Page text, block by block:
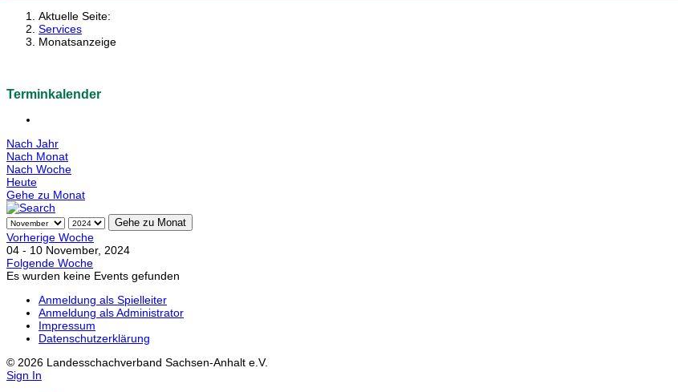
Aktuelle Seite:
Services
Monatsanzeige
Terminkalender
Nach Jahr
Nach Monat
Nach Woche
Heute
Gehe zu Monat
Gehe zu Monat
Vorherige Woche
04 - 10 November, 2024
Folgende Woche
Es wurden keine Events gefunden
Anmeldung als Spielleiter
Anmeldung als Administrator
Impressum
Datenschutzerklärung
© 2026 Landesschachverband Sachsen-Anhalt e.V.
Sign In